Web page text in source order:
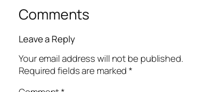
Comments
Leave a Reply
Your email address will not be published.
Required fields are marked*